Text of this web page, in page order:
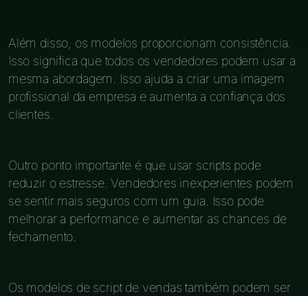
Além disso, os modelos proporcionam consistência.
Isso significa que todos os vendedores podem usar a
mesma abordagem. Isso ajuda a criar uma imagem
profissional da empresa e aumenta a confiança dos
clientes.
Outro ponto importante é que usar scripts pode
reduzir o estresse. Vendedores inexperientes podem
se sentir mais seguros com um guia. Isso pode
melhorar a performance e aumentar as chances de
fechamento.
Os modelos de script de vendas também podem ser